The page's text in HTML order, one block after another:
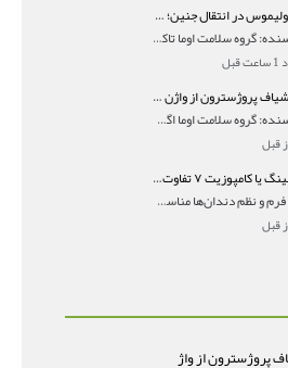
تاکرولیموس در انتقال جنین؛ آیا شانس لانه‌گزینی را افزایش می‌دهد؟
نویسنده: گروه سلامت اوما تاکرولیموس در انتقال جنین
چرا شیاف پروژسترون از واژن بیرون می‌ریزد؟ میزان جذب و زمان صحیح مصرف
نویسنده: گروه سلامت اوما اگر بعد از گذاشتن شیاف پر
بلیچینگ یا کامپوزیت ۷ تفاوت مهم برای انتخاب درست
اگر فرم و نظم دندان‌ها مناسب است و مشکل
پروژسترون از واژ